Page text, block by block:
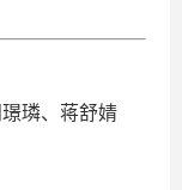
璘、蒋舒婧